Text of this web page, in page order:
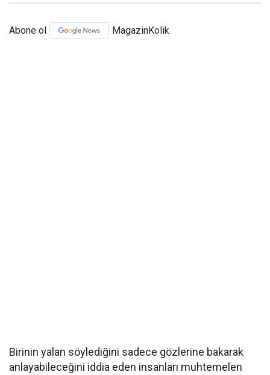
Abone ol MagazinKolik
Birinin yalan söylediğini sadece gözlerine bakarak
anlayabileceğini iddia eden insanları muhtemelen